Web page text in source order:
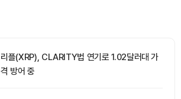
리플(XRP), CLARITY법 연기로 1.02달러대 가
격 방어 중